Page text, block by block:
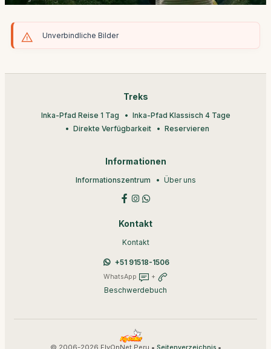
Unverbindliche Bilder
Treks
Inka-Pfad Reise 1 Tag
Inka-Pfad Klassisch 4 Tage
Direkte Verfügbarkeit
Reservieren
Informationen
Informationszentrum Über uns
Kontakt
Kontakt
+51 91518-1506
WhatsApp +
Beschwerdebuch
© 2006-2026 FlyOnNet Peru • •